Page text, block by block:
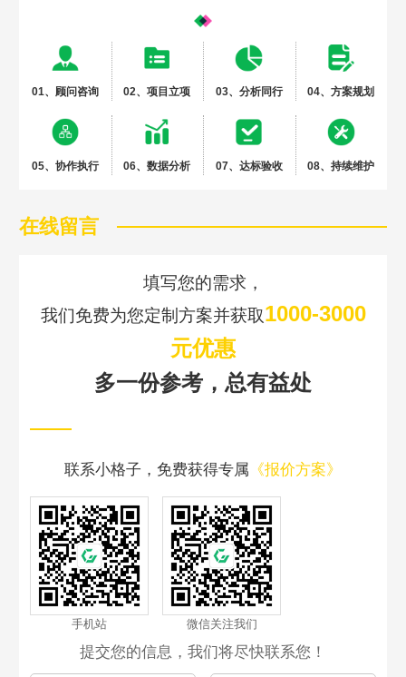
01、顾问咨询 02、项目立项 03、分析同行 04、方案规划
05、协作执行 06、数据分析 07、达标验收 08、持续维护
在线留言
填写您的需求，
我们免费为您定制方案并获取1000-3000
元优惠
多一份参考，总有益处
联系小格子，免费获得专属 《报价方案》
手机站 微信关注我们
提交您的信息，我们将尽快联系您！